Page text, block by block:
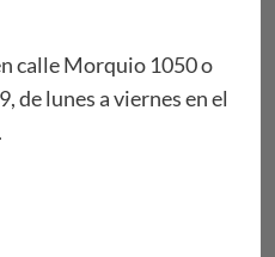
calle Morquio 1050 o
de lunes a viernes en el